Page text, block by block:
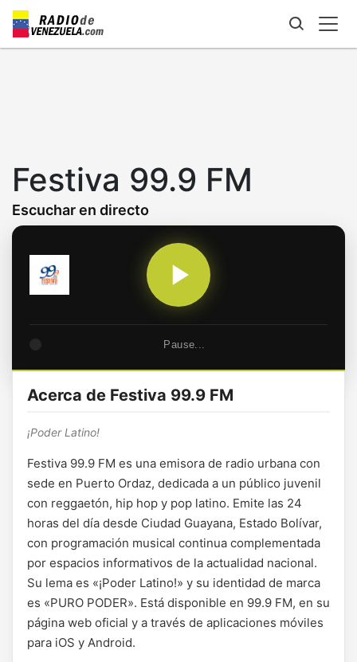
Skip
main
Festiva 99.9 FM
Escuchar en directo
Pause...
Acerca de Festiva 99.9 FM
¡Poder Latino!
Festiva 99.9 FM es una emisora de radio urbana con
sede en Puerto Ordaz, dedicada a un público juvenil
con reggaetón, hip hop y pop latino. Emite las 24
horas del día desde Ciudad Guayana, Estado Bolívar,
con programación musical continua complementada
por espacios informativos de la actualidad nacional.
Su lema es «¡Poder Latino!» y su identidad de marca
es «PURO PODER». Está disponible en 99.9 FM, en su
página web oficial y a través de aplicaciones móviles
para iOS y Android.